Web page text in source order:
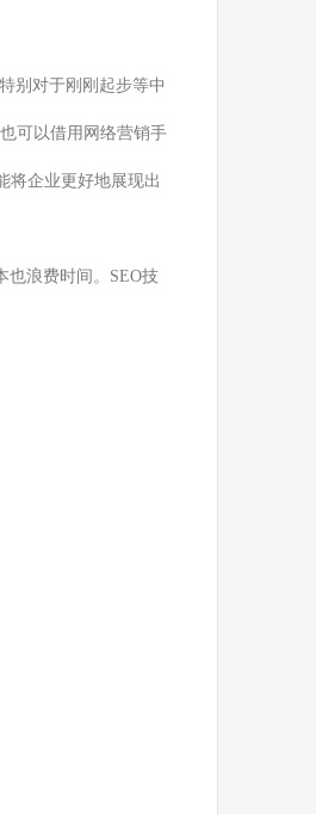
别对于刚刚起步等中
可以借用网络营销手
将企业更好地展现出
也浪费时间。SEO技